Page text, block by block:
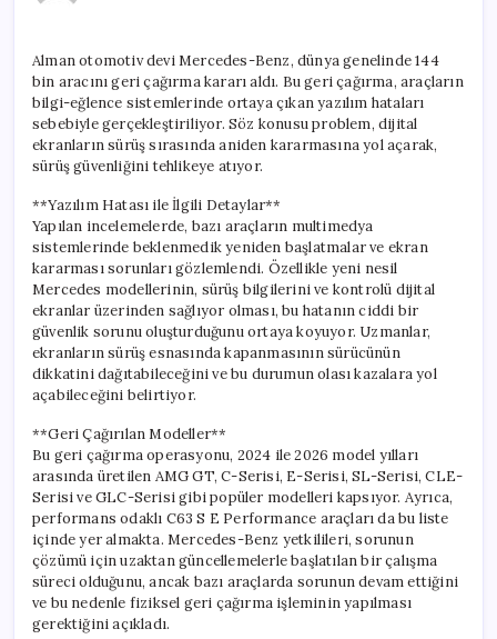
Yazılım
Sorunu
Nedeniyle
Geri
Çağırdı
Alman otomotiv devi Mercedes-Benz, dünya genelinde 144
bin aracını geri çağırma kararı aldı. Bu geri çağırma, araçların
bilgi-eğlence sistemlerinde ortaya çıkan yazılım hataları
sebebiyle gerçekleştiriliyor. Söz konusu problem, dijital
ekranların sürüş sırasında aniden kararmasına yol açarak,
sürüş güvenliğini tehlikeye atıyor.
**Yazılım Hatası ile İlgili Detaylar**
Yapılan incelemelerde, bazı araçların multimedya
sistemlerinde beklenmedik yeniden başlatmalar ve ekran
kararması sorunları gözlemlendi. Özellikle yeni nesil
Mercedes modellerinin, sürüş bilgilerini ve kontrolü dijital
ekranlar üzerinden sağlıyor olması, bu hatanın ciddi bir
güvenlik sorunu oluşturduğunu ortaya koyuyor. Uzmanlar,
ekranların sürüş esnasında kapanmasının sürücünün
dikkatini dağıtabileceğini ve bu durumun olası kazalara yol
açabileceğini belirtiyor.
**Geri Çağırılan Modeller**
Bu geri çağırma operasyonu, 2024 ile 2026 model yılları
arasında üretilen AMG GT, C-Serisi, E-Serisi, SL-Serisi, CLE-
Serisi ve GLC-Serisi gibi popüler modelleri kapsıyor. Ayrıca,
performans odaklı C63 S E Performance araçları da bu liste
içinde yer almakta. Mercedes-Benz yetkilileri, sorunun
çözümü için uzaktan güncellemelerle başlatılan bir çalışma
süreci olduğunu, ancak bazı araçlarda sorunun devam ettiğini
ve bu nedenle fiziksel geri çağırma işleminin yapılması
gerektiğini açıkladı.